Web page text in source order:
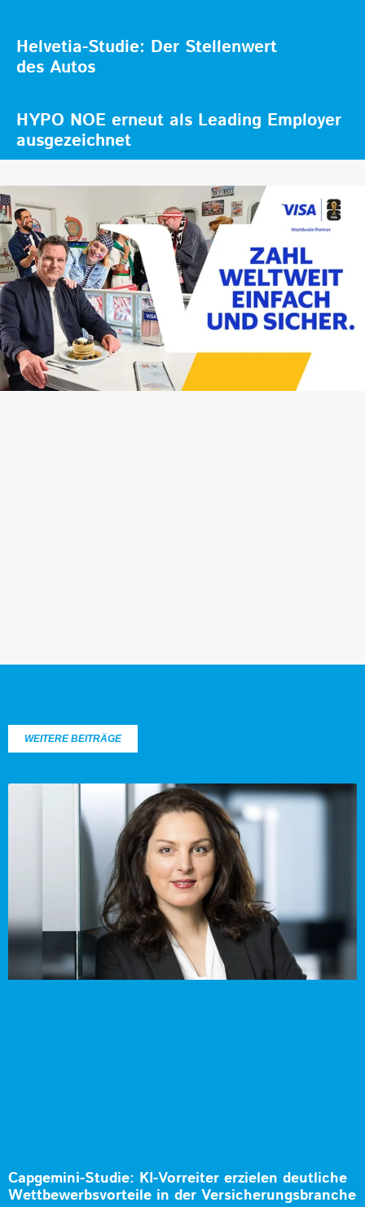
Helvetia-Studie: Der Stellenwert
des Autos
HYPO NOE erneut als Leading Employer
ausgezeichnet
WEITERE BEITRÄGE
Capgemini-Studie: KI-Vorreiter erzielen deutliche
Wettbewerbsvorteile in der Versicherungsbranche